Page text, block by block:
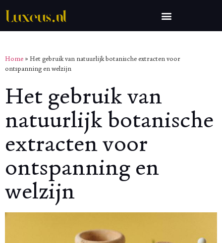
Home » Het gebruik van natuurlijk botanische extracten voor
ontspanning en welzijn
Het gebruik van
natuurlijk botanische
extracten voor
ontspanning en
welzijn